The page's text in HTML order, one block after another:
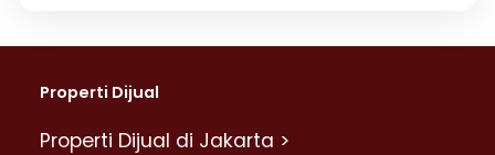
Properti Dijual
Properti Dijual di Jakarta >